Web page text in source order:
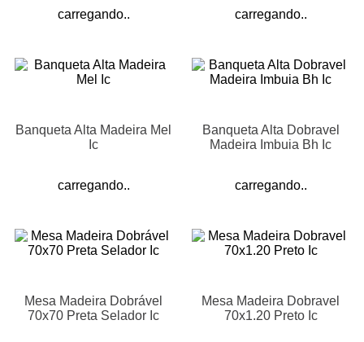
carregando.. carregando..
Banqueta Alta Madeira Mel
Ic
carregando..
Banqueta Alta Dobravel
Madeira Imbuia Bh Ic
carregando..
Mesa Madeira Dobrável
70x70 Preta Selador Ic
Mesa Madeira Dobravel
70x1.20 Preto Ic